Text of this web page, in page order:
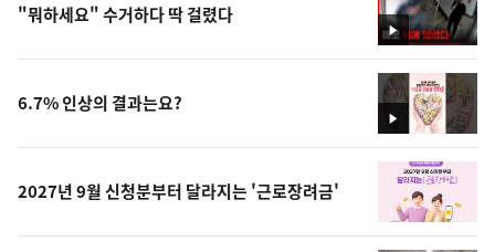
영
상
"뭐하세요" 수거하다 딱 걸렸다
영
상
6.7% 인상의 결과는요?
2027년 9월 신청분부터 달라지는 '근로장려금'